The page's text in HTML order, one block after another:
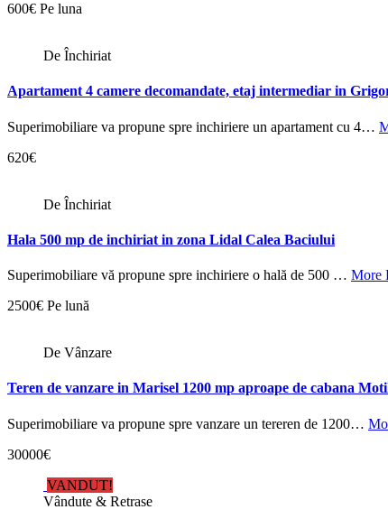
600€ Pe luna
De Închiriat
Apartament 4 camere decomandate, etaj intermediar in
Superimobiliare va propune spre inchiriere un apartament cu 4…
620€
De Închiriat
Hala 500 mp de inchiriat in zona Lidal Calea Baciului
Superimobiliare vă propune spre inchiriere o hală de 500 … More
2500€ Pe lună
De Vânzare
Teren de vanzare in Marisel 1200 mp aproape de cabana
Superimobiliare va propune spre vanzare un tereren de 1200…
30000€
VANDUT!
Vândute & Retrase